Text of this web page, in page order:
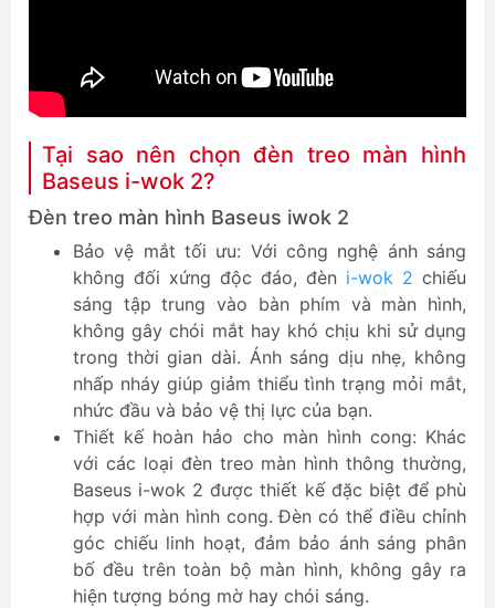
Tại sao nên chọn đèn treo màn hình
Baseus i-wok 2?
Đèn treo màn hình Baseus iwok 2
Bảo vệ mắt tối ưu: Với công nghệ ánh sáng
không đối xứng độc đáo, đèn i-wok 2 chiếu
sáng tập trung vào bàn phím và màn hình,
không gây chói mắt hay khó chịu khi sử dụng
trong thời gian dài. Ánh sáng dịu nhẹ, không
nhấp nháy giúp giảm thiểu tình trạng mỏi mắt,
nhức đầu và bảo vệ thị lực của bạn.
Thiết kế hoàn hảo cho màn hình cong: Khác
với các loại đèn treo màn hình thông thường,
Baseus i-wok 2 được thiết kế đặc biệt để phù
hợp với màn hình cong. Đèn có thể điều chỉnh
góc chiếu linh hoạt, đảm bảo ánh sáng phân
bố đều trên toàn bộ màn hình, không gây ra
hiện tượng bóng mờ hay chói sáng.